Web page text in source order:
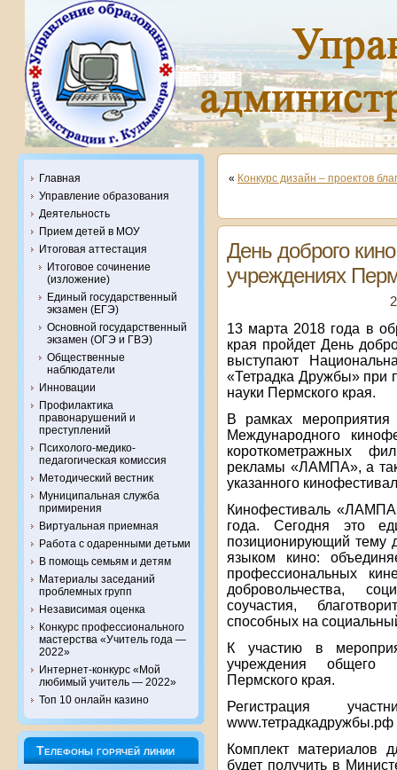
Главная
Управление образования
Деятельность
Прием детей в МОУ
Итоговая аттестация
Итоговое сочинение
(изложение)
Единый государственный
экзамен (ЕГЭ)
Основной государственный
экзамен (ОГЭ и ГВЭ)
Общественные
наблюдатели
Инновации
Профилактика
правонарушений и
преступлений
Психолого-медико-
педагогическая комиссия
Методический вестник
Муниципальная служба
примирения
Виртуальная приемная
Работа с одаренными детьми
В помощь семьям и детям
Материалы заседаний
проблемных групп
Независимая оценка
Конкурс профессионального
мастерства «Учитель года —
2022»
Интернет-конкурс «Мой
любимый учитель — 2022»
Топ 10 онлайн казино
Телефоны горячей линии
« Конкурс дизайн – проектов
День доброго
учреждениях
13 марта 2018 года в
края пройдет День
выступают
«Тетрадка Дружбы» при
науки Пермского края.
В рамках мероприятия
Международного
короткометражных
рекламы «ЛАМПА», а
указанного
Кинофестиваль
года. Сегодня это
позиционирующий тему
языком кино:
профессиональных
добровольчества,
соучастия,
способных на
К участию в
учреждения общего
Пермского края.
Регистрация
Комплект материалов
будет получить в